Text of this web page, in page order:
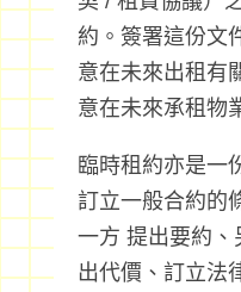
約。簽署這份文
意在未來出租有
意在未來承租物
臨時租約亦是一
訂立一般合約的
一方 提出要約
出代價、訂立法